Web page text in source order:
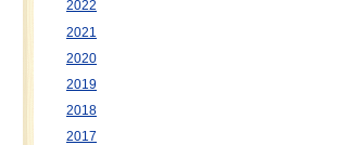
2022
2021
2020
2019
2018
2017